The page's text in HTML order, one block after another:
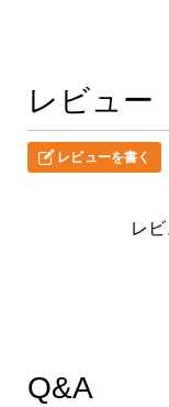
レビュー
レビューを書く
レ
Q&A